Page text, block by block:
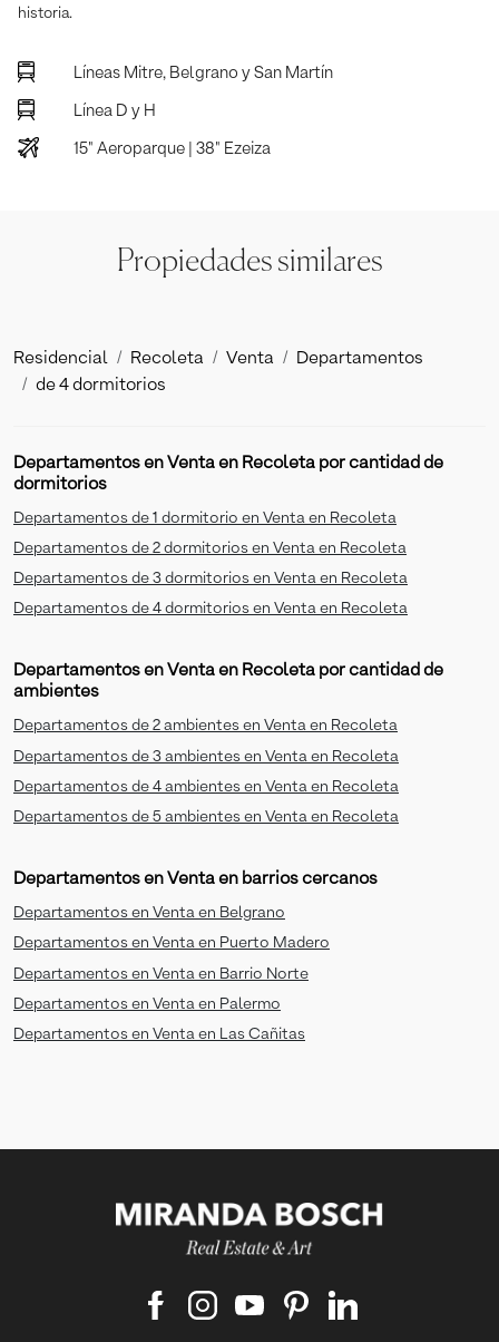
historia.
Líneas Mitre, Belgrano y San Martín
Línea D y H
15" Aeroparque | 38" Ezeiza
Propiedades similares
Residencial Recoleta Venta
Departamentos
de 4 dormitorios
Departamentos en Venta en Recoleta por cantidad de
dormitorios
Departamentos de 1 dormitorio en Venta en Recoleta
Departamentos de 2 dormitorios en Venta en Recoleta
Departamentos de 3 dormitorios en Venta en Recoleta
Departamentos de 4 dormitorios en Venta en Recoleta
Departamentos en Venta en Recoleta por cantidad de
ambientes
Departamentos de 2 ambientes en Venta en Recoleta
Departamentos de 3 ambientes en Venta en Recoleta
Departamentos de 4 ambientes en Venta en Recoleta
Departamentos de 5 ambientes en Venta en Recoleta
Departamentos en Venta en barrios cercanos
Departamentos en Venta en Belgrano
Departamentos en Venta en Puerto Madero
Departamentos en Venta en Barrio Norte
Departamentos en Venta en Palermo
Departamentos en Venta en Las Cañitas